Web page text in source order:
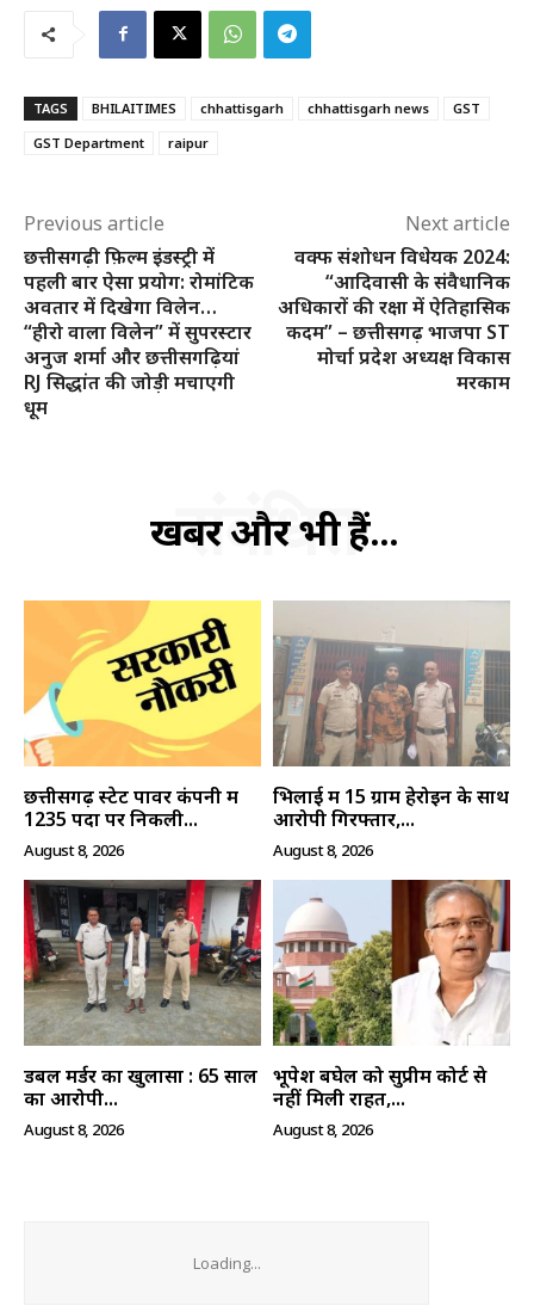
TAGS BHILAITIMES chhattisgarh chhattisgarh news
GST
GST Department
raipur
Previous article
छत्तीसगढ़ी फ़िल्म इंडस्ट्री में
पहली बार ऐसा प्रयोग: रोमांटिक
अवतार में दिखेगा विलेन…
“हीरो वाला विलेन” में सुपरस्टार
अनुज शर्मा और छत्तीसगढ़ियां
RJ सिद्धांत की जोड़ी मचाएगी
धूम
Next article
वक्फ संशोधन विधेयक 2024:
“आदिवासी के संवैधानिक
अधिकारों की रक्षा में ऐतिहासिक
कदम” – छत्तीसगढ़ भाजपा ST
मोर्चा प्रदेश अध्यक्ष विकास
मरकाम
खबरें और भी हैं...
संबंधित
छत्तीसगढ़ स्टेट पावर कंपनी में
1235 पदों पर निकली...
August 8, 2026
भिलाई में 15 ग्राम हेरोइन के साथ
आरोपी गिरफ्तार,...
August 8, 2026
डबल मर्डर का खुलासा : 65 साल
का आरोपी...
August 8, 2026
भूपेश बघेल को सुप्रीम कोर्ट से
नहीं मिली राहत,...
August 8, 2026
Loading...